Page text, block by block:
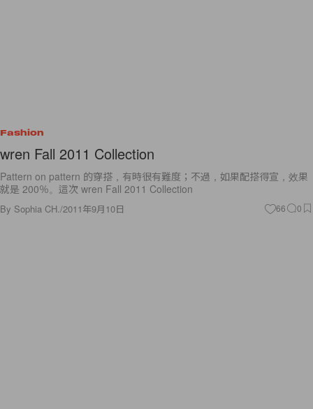
Fashion
wren Fall 2011 Collection
Pattern on pattern 的穿搭，有時很有難度；不過，如果配搭得宣，效果
就是 200％。這次 wren Fall 2011 Collection
By Sophia CH. /2011年9月10日 66 0